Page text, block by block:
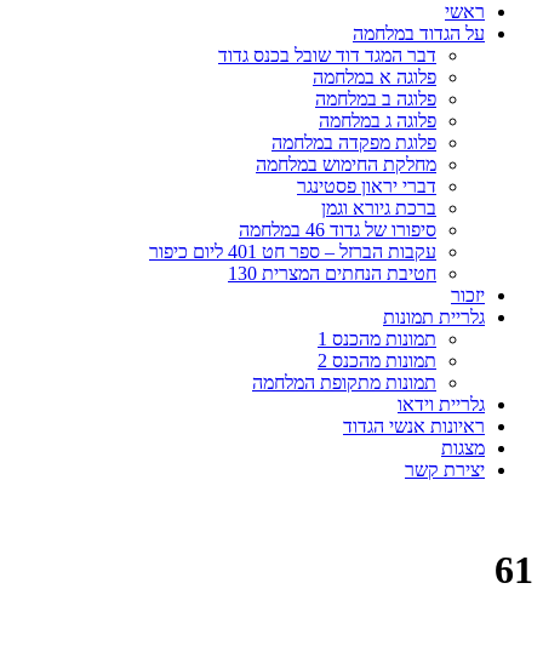
ראשי
על הגדוד במלחמה
דבר המגד דוד שובל בכנס גדוד
פלוגה א במלחמה
פלוגה ב במלחמה
פלוגה ג במלחמה
פלוגת מפקדה במלחמה
מחלקת החימוש במלחמה
דברי יראון פסטינגר
ברכת גיורא וגמן
סיפורו של גדוד 46 במלחמה
עקבות הברזל – ספר חט 401 ליום כיפור
חטיבת הנחתים המצרית 130
יזכור
גלריית תמונות
תמונות מהכנס 1
תמונות מהכנס 2
תמונות מתקופת המלחמה
גלריית וידאו
ראיונות אנשי הגדוד
מצגות
יצירת קשר
61